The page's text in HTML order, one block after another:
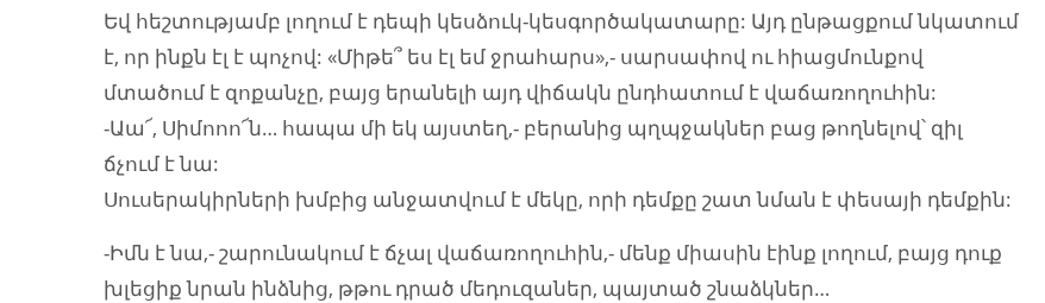
Եվ հեշտությամբ լողում է դեպի կեսձուկ-կեսգործակատարը: Այդ ընթացքում նկատում
է, որ ինքն էլ է պոչով: «Միթե՞ ես էլ եմ ջրահարս»,- սարսափով ու հիացմունքով
մտածում է զոքանչը, բայց երանելի այդ վիճակն ընդհատում է վաճառողուհին:
-Աա՜, Սիմոոո՜ն… հապա մի եկ այստեղ,- բերանից պղպջակներ բաց թողնելով՝ զիլ
ճչում է նա:
Սուսերակիրների խմբից անջատվում է մեկը, որի դեմքը շատ նման է փեսայի դեմքին:
-Իմն է նա,- շարունակում է ճչալ վաճառողուհին,- մենք միասին էինք լողում, բայց դուք
խլեցիք նրան ինձնից, թթու դրած մեդուզաներ, պայտած շնաձկներ…